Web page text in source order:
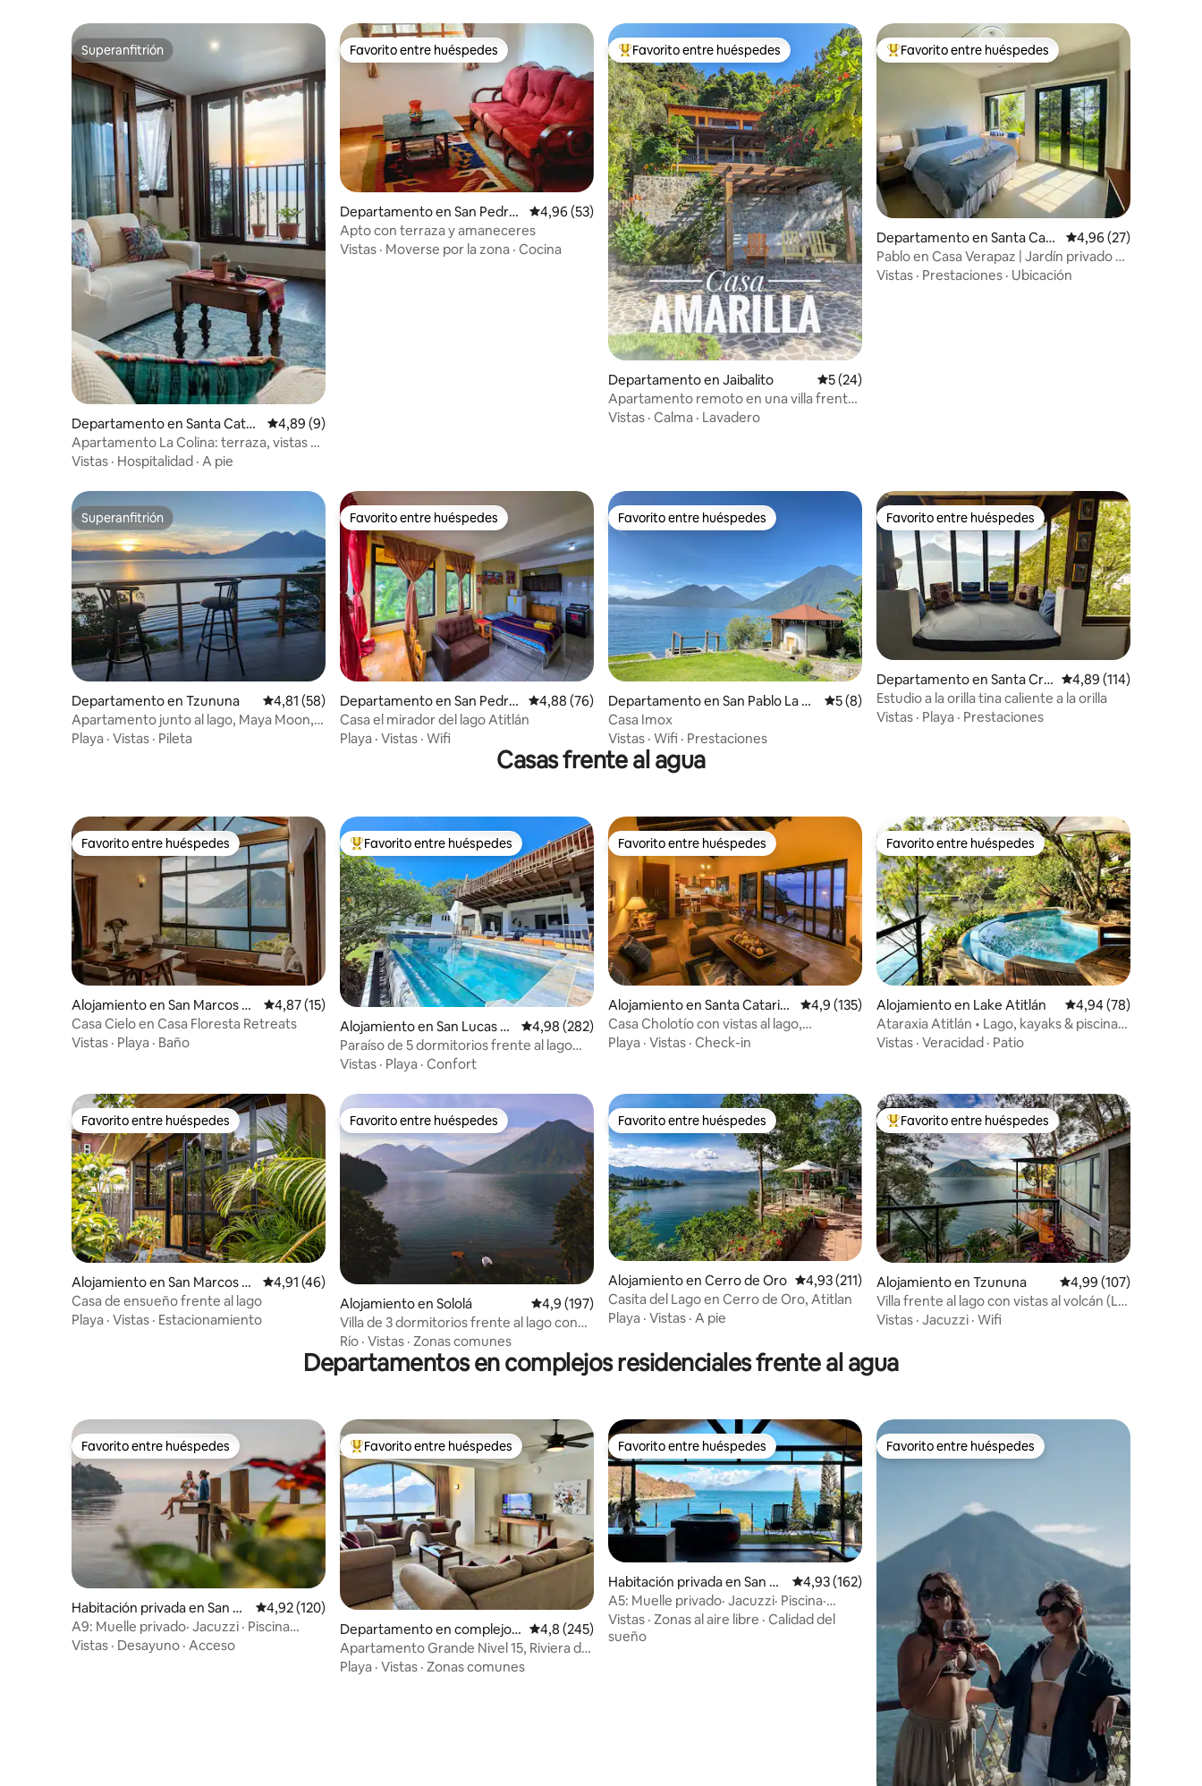
Superanfitrión
Superanfitrión
Departamento en Santa Catar
ina Palopó
Calificación promedio: 4,89 de 5. 9 evaluaciones
4,89 (9)
Apartamento La Colina: terraza, vistas al
atardecer, acceso al lago
Vistas · Hospitalidad · A pie
Favorito entre huéspedes
Favorito entre huéspedes
Departamento en San Pedro
La Laguna
Calificación promedio: 4,96 de 5. 53 evaluaciones
4,96 (53)
Apto con terraza y amaneceres
Vistas · Moverse por la zona · Cocina
Favorito entre los huéspedes más destacados
Favorito entre huéspedes
Departamento en Jaibalito Calificación promedio: 5 de 5. 24 evaluaciones
5 (24)
Apartamento remoto en una villa frente
al lago cerca de Jaibalito
Vistas · Calma · Lavadero
Favorito entre los huéspedes más destacados
Favorito entre huéspedes
Departamento en Santa Cata
rina Palopó
Calificación
4,96 (27)
Pablo en Casa Verapaz | Jardín privado +
pileta
Vistas · Prestaciones · Ubicación
Superanfitrión
Superanfitrión
Departamento en Tzununa Calificación promedio: 4,81 de 5. 58 evaluaciones
4,81 (58)
Apartamento junto al lago, Maya Moon,
vistas espectaculares
Playa · Vistas · Pileta
Favorito entre huéspedes
Favorito entre huéspedes
Departamento en San Pedro
La Laguna
Calificación promedio: 4,88 de 5. 76 evaluaciones
4,88 (76)
Casa el mirador del lago Atitlán
Playa · Vistas · Wifi
Favorito entre huéspedes
Favorito entre huéspedes
Departamento en San Pablo La La
guna
Calificación promedio: 5 de 5. 8 evaluaciones
5 (8)
Casa Imox
Vistas · Wifi · Prestaciones
Favorito entre huéspedes
Favorito entre huéspedes
Departamento en Santa Cru
z la Laguna
Calificación promedio:
4,89 (114)
Estudio a la orilla tina caliente a la orilla
Vistas · Playa · Prestaciones
Casas frente al agua
Favorito entre huéspedes
Favorito entre huéspedes
Alojamiento en San Marcos La
Laguna
Calificación promedio: 4,87 de 5. 15 evaluaciones
4,87 (15)
Casa Cielo en Casa Floresta Retreats
Vistas · Playa · Baño
Favorito entre los huéspedes más destacados
Favorito entre huéspedes
Alojamiento en San Lucas T
olimán
Calificación promedio: 4,98 de 5. 282 evaluaciones
4,98 (282)
Paraíso de 5 dormitorios frente al lago
con pileta, jacuzzi y sauna
Vistas · Playa · Confort
Favorito entre huéspedes
Favorito entre huéspedes
Alojamiento en Santa Catarin
a Palopó
Calificación promedio: 4,9 de 5. 135 evaluaciones
4,9 (135)
Casa Cholotío con vistas al lago,
moderna, acceso a la playa
Playa · Vistas · Check-in
Favorito entre huéspedes
Favorito entre huéspedes
Alojamiento en Lake Atitlán Calificación
4,94 (78)
Ataraxia Atitlán • Lago, kayaks & piscina
caliente
Vistas · Veracidad · Patio
Favorito entre huéspedes
Favorito entre huéspedes
Alojamiento en San Marcos La
Laguna
Calificación promedio: 4,91 de 5. 46 evaluaciones
4,91 (46)
Casa de ensueño frente al lago
Playa · Vistas · Estacionamiento
Favorito entre huéspedes
Favorito entre huéspedes
Alojamiento en Sololá Calificación promedio: 4,9 de 5. 197 evaluaciones
4,9 (197)
Villa de 3 dormitorios frente al lago con
piscina climatizada y jacuzzi
Río · Vistas · Zonas comunes
Favorito entre huéspedes
Favorito entre huéspedes
Alojamiento en Cerro de Oro Calificación promedio: 4,93 de 5. 211 evaluaciones
4,93 (211)
Casita del Lago en Cerro de Oro, Atitlan
Playa · Vistas · A pie
Favorito entre los huéspedes más destacados
Favorito entre huéspedes
Alojamiento en Tzununa Calificación promedio:
4,99 (107)
Villa frente al lago con vistas al volcán (La
Vista Maya)
Vistas · Jacuzzi · Wifi
Departamentos en complejos residenciales frente al agua
Favorito entre huéspedes
Favorito entre huéspedes
Habitación privada en San Pa
blo La Laguna
Calificación promedio: 4,92 de 5. 120 evaluaciones
4,92 (120)
A9: Muelle privado· Jacuzzi · Piscina
·Restaurante
Vistas · Desayuno · Acceso
Favorito entre los huéspedes más destacados
Favorito entre huéspedes
Departamento en complejo r
esidencial en Sololá
Calificación promedio: 4,8 de 5. 245 evaluaciones
4,8 (245)
Apartamento Grande Nivel 15, Riviera de
Atitlán
Playa · Vistas · Zonas comunes
Favorito entre huéspedes
Favorito entre huéspedes
Habitación privada en San Pa
blo La Laguna
Calificación promedio: 4,93 de 5. 162 evaluaciones
4,93 (162)
A5: Muelle privado· Jacuzzi· Piscina·
Restaurante
Vistas · Zonas al aire libre · Calidad del
sueño
Favorito entre huéspedes
Favorito entre huéspedes